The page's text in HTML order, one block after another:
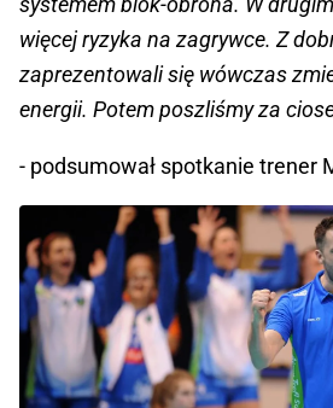
więcej ryzyka na zagrywce. Z
zaprezentowali się wówczas
energii. Potem poszliśmy za
- podsumował spotkanie trener